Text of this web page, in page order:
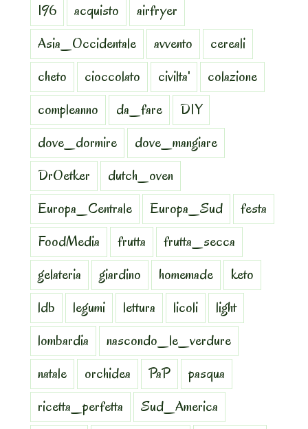
196 acquisto
airfryer
Asia_Occidentale
avvento
cereali
cheto
cioccolato civilta'
colazione
compleanno
da_fare
DIY
dove_dormire
dove_mangiare
DrOetker
dutch_oven
Europa_Centrale
Europa_Sud
festa
FoodMedia
frutta
frutta_secca
gelateria
giardino homemade
keto
ldb
legumi lettura licoli
light
lombardia
nascondo_le_verdure
natale
orchidea PaP
pasqua
ricetta_perfetta
Sud_America